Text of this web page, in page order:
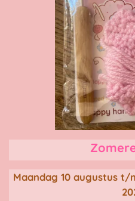
Maandag 10 augustus t/